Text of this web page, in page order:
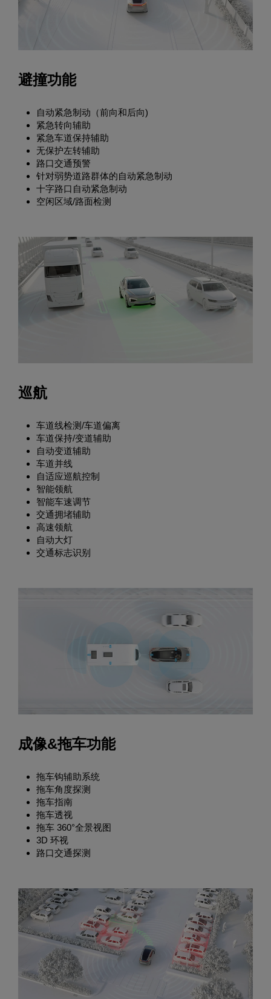
避撞功能
自动紧急制动（前向和后向)
紧急转向辅助
紧急车道保持辅助
无保护左转辅助
路口交通预警
针对弱势道路群体的自动紧急制动
十字路口自动紧急制动
空闲区域/路面检测
巡航
车道线检测/车道偏离
车道保持/变道辅助
自动变道辅助
车道并线
自适应巡航控制
智能领航
智能车速调节
交通拥堵辅助
高速领航
自动大灯
交通标志识别
成像&拖车功能
拖车钩辅助系统
拖车角度探测
拖车指南
拖车透视
拖车 360°全景视图
3D 环视
路口交通探测